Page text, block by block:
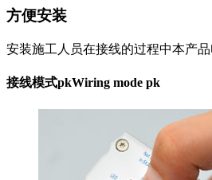
方便安装
安装施工人员在接线的过程中本产
接线模式pkWiring mode pk